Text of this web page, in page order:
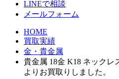
LINEで相談
メールフォーム
HOME
買取実績
金・貴金属
貴金属 18金 K18 ネックレ
よりお買取りしました。